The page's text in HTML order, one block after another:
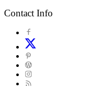
Contact Info